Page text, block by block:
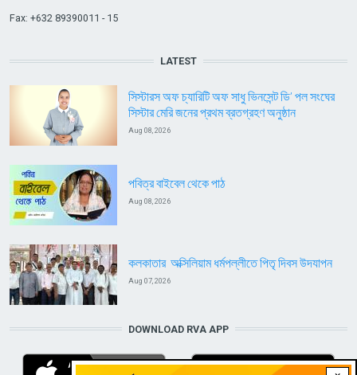
Fax: +632 89390011 - 15
LATEST
সিস্টারস অফ চ্যারিটি অফ সাধু ভিনসেন্ট ডি’ পল সংঘের
সিস্টার মেরি জনের প্রথম ব্রতগ্রহণ অনুষ্ঠান
Aug 08, 2026
পবিত্র বাইবেল থেকে পাঠ
Aug 08, 2026
কলকাতার অক্সিলিয়াম ধর্মপল্লীতে পিতৃ দিবস উদযাপন
Aug 07, 2026
DOWNLOAD RVA APP